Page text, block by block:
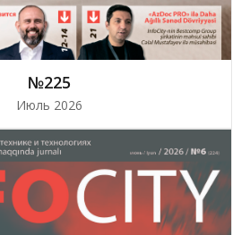
№225
Июль 2026